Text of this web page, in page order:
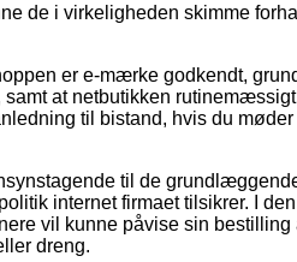
de i virkeligheden skimme
er e-mærke godkendt,
at netbutikken
til bistand, hvis du
til de
internet firmaet tilsikrer. I
vil kunne påvise sin
dreng.